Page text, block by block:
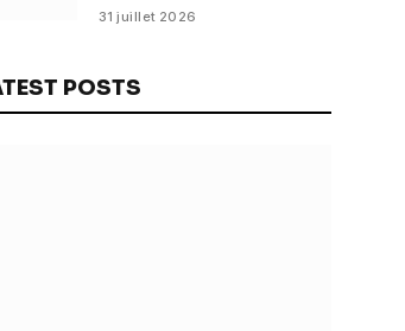
Doumbouya fixe les
31 juillet 2026
POSTS